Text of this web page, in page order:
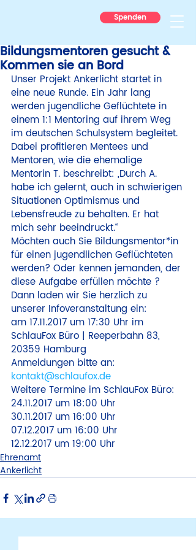
Spenden
Bildungsmentoren gesucht &
Kommen sie an Bord
Unser Projekt Ankerlicht startet in
eine neue Runde. Ein Jahr lang
werden jugendliche Geflüchtete in
einem 1:1 Mentoring auf ihrem Weg
im deutschen Schulsystem begleitet.
Dabei profitieren Mentees und
Mentoren, wie die ehemalige
Mentorin T. beschreibt: „Durch A.
habe ich gelernt, auch in schwierigen
Situationen Optimismus und
Lebensfreude zu behalten. Er hat
mich sehr beeindruckt.“
Möchten auch Sie Bildungsmentor*in
für einen jugendlichen Geflüchteten
werden? Oder kennen jemanden, der
diese Aufgabe erfüllen möchte ?
Dann laden wir Sie herzlich zu
unserer Infoveranstaltung ein:
am 17.11.2017 um 17:30 Uhr im
SchlauFox Büro | Reeperbahn 83,
20359 Hamburg
Anmeldungen bitte an:
kontakt@schlaufox.de
Weitere Termine im SchlauFox Büro:
24.11.2017 um 18:00 Uhr
30.11.2017 um 16:00 Uhr
07.12.2017 um 16:00 Uhr
12.12.2017 um 19:00 Uhr
Ehrenamt
Ankerlicht